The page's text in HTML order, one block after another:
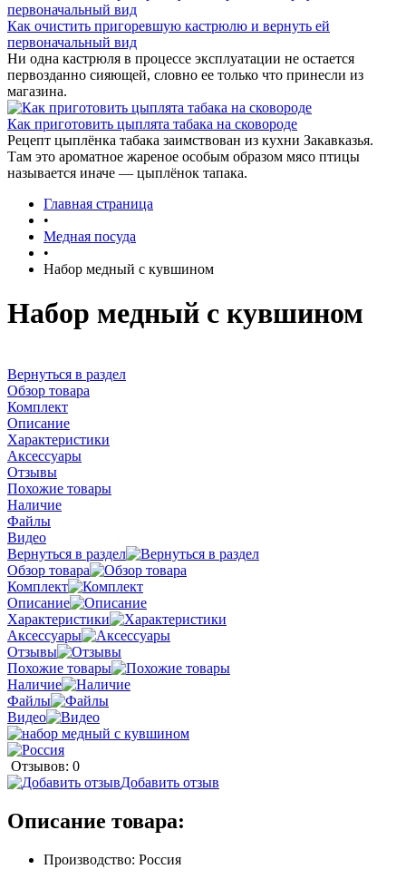
Как очистить пригоревшую кастрюлю и вернуть ей
первоначальный вид
Ни одна кастрюля в процессе эксплуатации не остается
первозданно сияющей, словно ее только что принесли из
магазина.
Как приготовить цыплята табака на сковороде
Рецепт цыплёнка табака заимствован из кухни Закавказья.
Там это ароматное жареное особым образом мясо птицы
называется иначе — цыплёнок тапака.
Главная страница
•
Медная посуда
•
Набор медный с кувшином
Набор медный с кувшином
Вернуться в раздел
Обзор товара
Комплект
Описание
Характеристики
Аксессуары
Отзывы
Похожие товары
Наличие
Файлы
Видео
Вернуться в раздел
Обзор товара
Комплект
Описание
Характеристики
Аксессуары
Отзывы
Похожие товары
Наличие
Файлы
Видео
Отзывов: 0
Добавить отзыв
Описание товара:
Производство: Россия